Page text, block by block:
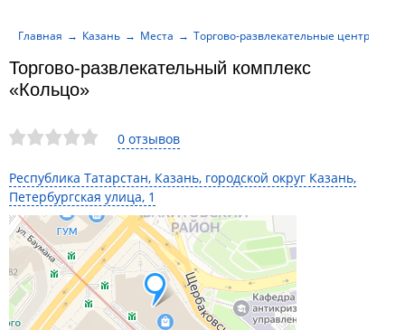
0 отзывов
Республика Татарстан, Казань, городской округ Казань,
Петербургская улица, 1
Торгово-развлекательный комплекс
«Кольцо»
Главная Казань Места Торгово-развлекательные центры